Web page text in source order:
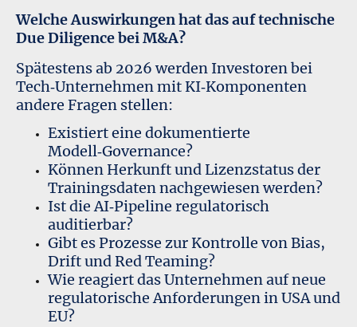
Welche Auswirkungen hat das auf technische
Due Diligence bei M&A?
Spätestens ab 2026 werden Investoren bei
Tech‑Unternehmen mit KI‑Komponenten
andere Fragen stellen:
Existiert eine dokumentierte
Modell‑Governance?
Können Herkunft und Lizenzstatus der
Trainingsdaten nachgewiesen werden?
Ist die AI‑Pipeline regulatorisch
auditierbar?
Gibt es Prozesse zur Kontrolle von Bias,
Drift und Red Teaming?
Wie reagiert das Unternehmen auf neue
regulatorische Anforderungen in USA und
EU?